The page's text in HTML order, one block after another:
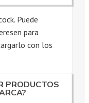
Puede
para
con los
PRODUCTOS